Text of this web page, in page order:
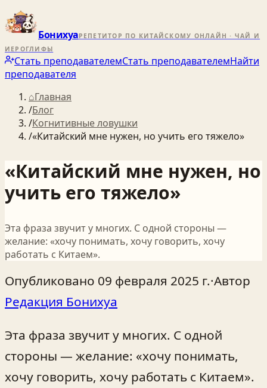
БонихуаРЕПЕТИТОР ПО КИТАЙСКОМУ ОНЛАЙН · ЧАЙ И
ИЕРОГЛИФЫ
Стать преподавателемСтать преподавателемНайти
преподавателя
⌂Главная
/Блог
/Когнитивные ловушки
/«Китайский мне нужен, но учить его тяжело»
«Китайский мне нужен, но
учить его тяжело»
Эта фраза звучит у многих. С одной стороны —
желание: «хочу понимать, хочу говорить, хочу
работать с Китаем».
Опубликовано 09 февраля 2025 г.·Автор
Редакция Бонихуа
Эта фраза звучит у многих. С одной
стороны — желание: «хочу понимать,
хочу говорить, хочу работать с Китаем».